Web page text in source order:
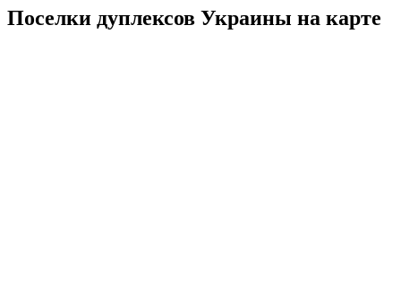
Поселки дуплексов Украины на карте